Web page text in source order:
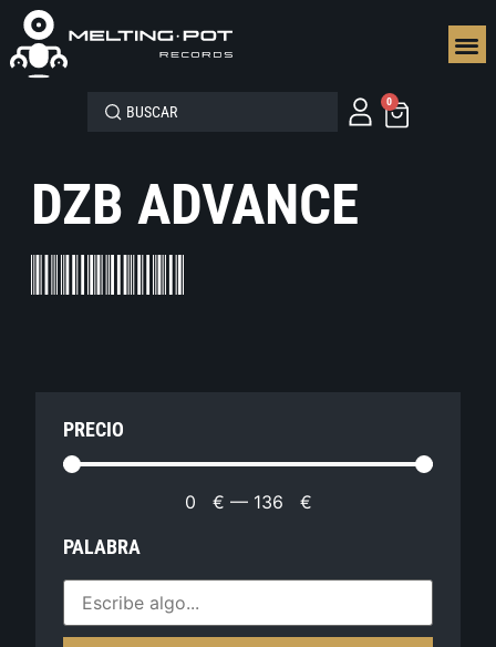
0
DZB ADVANCE
PRECIO
0 € — 136 €
PALABRA